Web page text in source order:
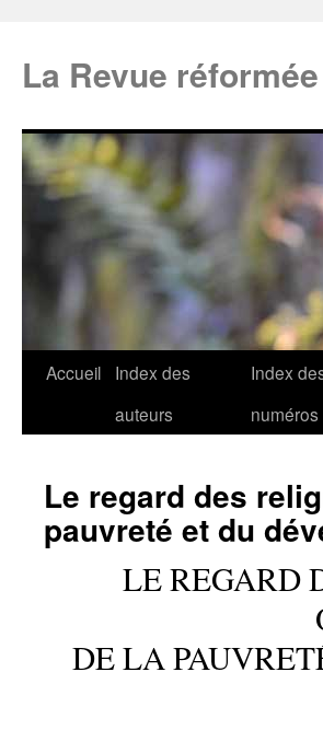
La Revue réformée
Accueil
Index des
auteurs
Index
numéros
Le regard des
pauvreté et du
LE REGARD
DE LA